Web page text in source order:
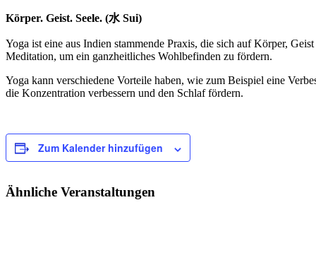
Körper. Geist. Seele. (水 Sui)
Yoga ist eine aus Indien stammende Praxis, die sich auf Körper,
Meditation, um ein ganzheitliches Wohlbefinden zu fördern.
Yoga kann verschiedene Vorteile haben, wie zum Beispiel eine
die Konzentration verbessern und den Schlaf fördern.
Zum Kalender hinzufügen
Ähnliche Veranstaltungen